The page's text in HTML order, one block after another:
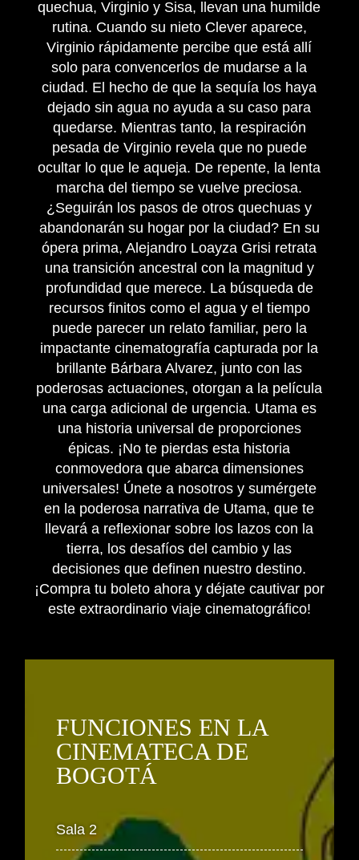
quechua, Virginio y Sisa, llevan una humilde
rutina. Cuando su nieto Clever aparece,
Virginio rápidamente percibe que está allí
solo para convencerlos de mudarse a la
ciudad. El hecho de que la sequía los haya
dejado sin agua no ayuda a su caso para
quedarse. Mientras tanto, la respiración
pesada de Virginio revela que no puede
ocultar lo que le aqueja. De repente, la lenta
marcha del tiempo se vuelve preciosa.
¿Seguirán los pasos de otros quechuas y
abandonarán su hogar por la ciudad? En su
ópera prima, Alejandro Loayza Grisi retrata
una transición ancestral con la magnitud y
profundidad que merece. La búsqueda de
recursos finitos como el agua y el tiempo
puede parecer un relato familiar, pero la
impactante cinematografía capturada por la
brillante Bárbara Alvarez, junto con las
poderosas actuaciones, otorgan a la película
una carga adicional de urgencia. Utama es
una historia universal de proporciones
épicas. ¡No te pierdas esta historia
conmovedora que abarca dimensiones
universales! Únete a nosotros y sumérgete
en la poderosa narrativa de Utama, que te
llevará a reflexionar sobre los lazos con la
tierra, los desafíos del cambio y las
decisiones que definen nuestro destino.
¡Compra tu boleto ahora y déjate cautivar por
este extraordinario viaje cinematográfico!
FUNCIONES EN LA
CINEMATECA DE
BOGOTÁ
Sala 2